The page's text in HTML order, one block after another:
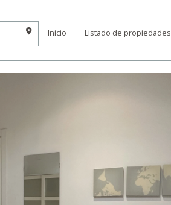
Inicio Listado de propiedades